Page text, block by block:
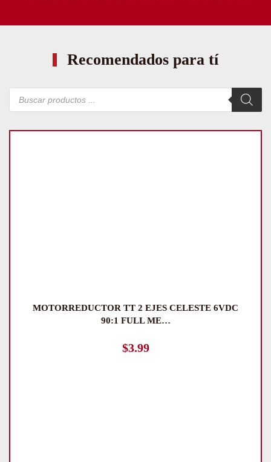
Recomendados para tí
Búsqueda
productos
MOTORREDUCTOR TT 2 EJES CELESTE 6VDC
90:1 FULL ME…
$3.99